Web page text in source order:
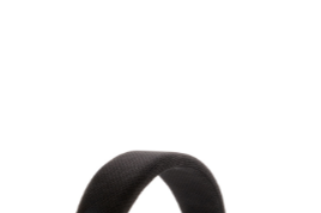
Escritura